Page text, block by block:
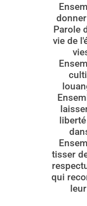
Parole
vie de
tisser
qui